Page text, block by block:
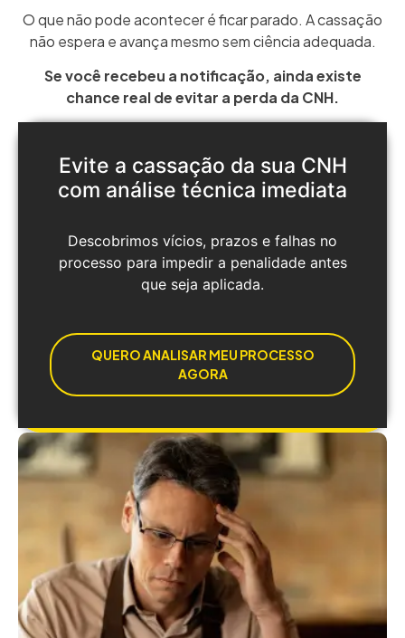
O que não pode acontecer é ficar parado. A cassação
não espera e avança mesmo sem ciência adequada.
Se você recebeu a notificação, ainda existe
chance real de evitar a perda da CNH.
Evite a cassação da sua CNH
com análise técnica imediata
Descobrimos vícios, prazos e falhas no
processo para impedir a penalidade antes
que seja aplicada.
QUERO ANALISAR MEU PROCESSO
AGORA